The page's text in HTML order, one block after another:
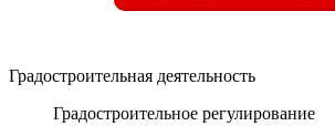
Градостроительная деятельность
Градостроительное регулирование